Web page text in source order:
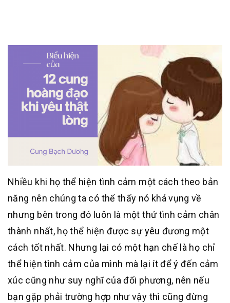
Nhiều khi họ thể hiện tình cảm một cách theo bản
năng nên chúng ta có thể thấy nó khá vụng về
nhưng bên trong đó luôn là một thứ tình cảm chân
thành nhất, họ thể hiện được sự yêu đương một
cách tốt nhất. Nhưng lại có một hạn chế là họ chỉ
thể hiện tình cảm của mình mà lại ít để ý đến cảm
xúc cũng như suy nghĩ của đối phương, nên nếu
bạn gặp phải trường hợp như vậy thì cũng đừng